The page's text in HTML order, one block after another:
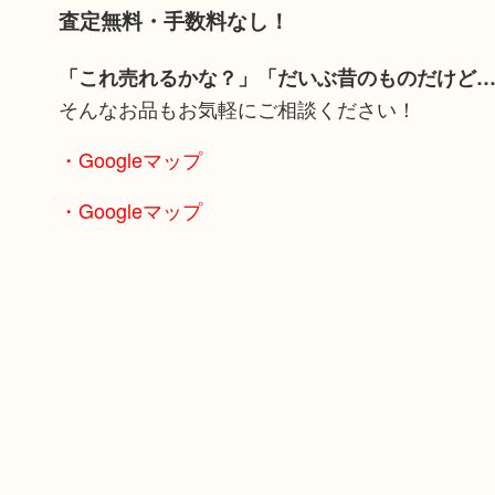
査定無料・手数料なし！
「これ売れるかな？」「だいぶ昔のものだけど
そんなお品もお気軽にご相談ください！
・Googleマップ
・Googleマップ